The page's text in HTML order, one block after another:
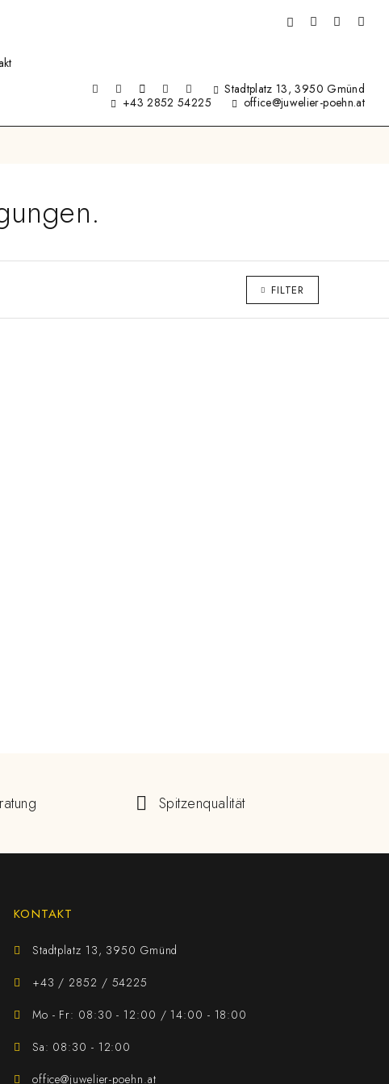
Stadtplatz 13, 3950 Gmünd
+43 2852 54225
office@juwelier-poehn.at
FILTER
Spitzenqualität
KONTAKT
Stadtplatz 13, 3950 Gmünd
+43 / 2852 / 54225
Mo - Fr: 08:30 - 12:00 / 14:00 - 18:00
Sa: 08:30 - 12:00
office@juwelier-poehn.at